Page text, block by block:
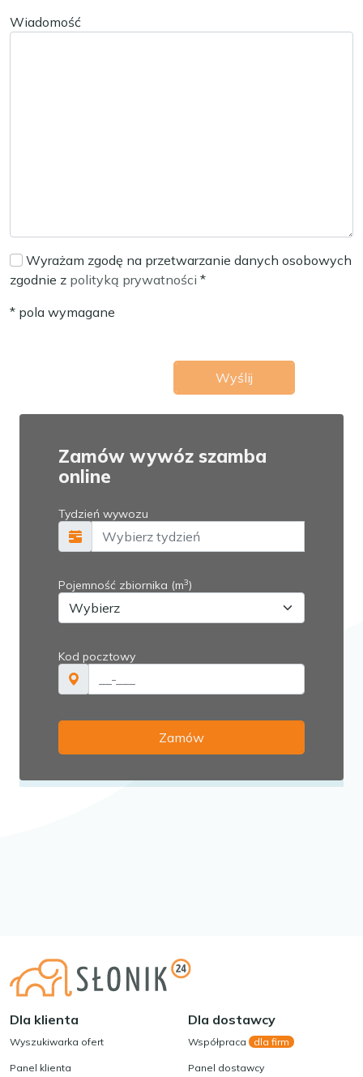
Wiadomość
Wyrażam zgodę na przetwarzanie danych osobowych
zgodnie z polityką prywatności *
* pola wymagane
Dla klienta
Wyszukiwarka ofert
Panel klienta
Dla dostawcy
Współpraca dla firm
Panel dostawcy